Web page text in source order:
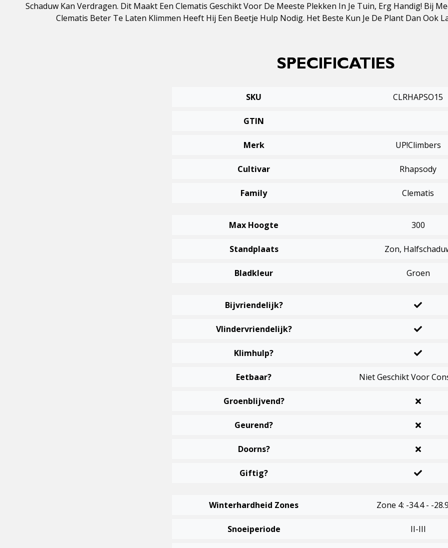
Schaduw Kan Verdragen. Dit Maakt Een Clematis Geschikt Voor De Meeste Plekken In Je Tuin, Erg Handig! Bij
Clematis Beter Te Laten Klimmen Heeft Hij Een Beetje Hulp Nodig. Het Beste Kun Je De Plant Dan Ook
SPECIFICATIES
SKU CLRHAPSO15
GTIN
Merk UP!Climbers
Cultivar Rhapsody
Family Clematis
Max Hoogte 300
Standplaats Zon,
Bladkleur Groen
Bijvriendelijk?
Vlindervriendelijk?
Klimhulp?
Eetbaar? Niet Geschikt Voor
Groenblijvend?
Geurend?
Doorns?
Giftig?
Winterhardheid Zones Zone 4: -34.4 - -
Snoeiperiode II-III